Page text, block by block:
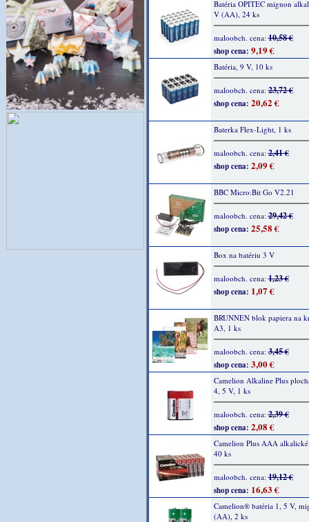
Batéria OPITEC mignon
V (AA), 24 ks
maloobch. cena:10,58 €
shop cena: 9,19 €
Batéria, 9 V, 10 ks
maloobch. cena:23,72 €
shop cena: 20,62 €
Baterka Flex-Light, 1 ks
maloobch. cena:2,41 €
shop cena: 2,09 €
BBC Micro:Bit Go V2.21
maloobch. cena:29,42 €
shop cena: 25,58 €
Box na batériu 3 V
maloobch. cena:1,23 €
shop cena: 1,07 €
BRUNNEN blok papiera na
A3, 1 ks
maloobch. cena:3,45 €
shop cena: 3,00 €
Camelion Alkaline Plus
4, 5 V, 1 ks
maloobch. cena:2,39 €
shop cena: 2,08 €
Camelion Plus AAA
40 ks
maloobch. cena:19,12 €
shop cena: 16,63 €
Camelion® batéria 1, 5 V,
(AA), 2 ks